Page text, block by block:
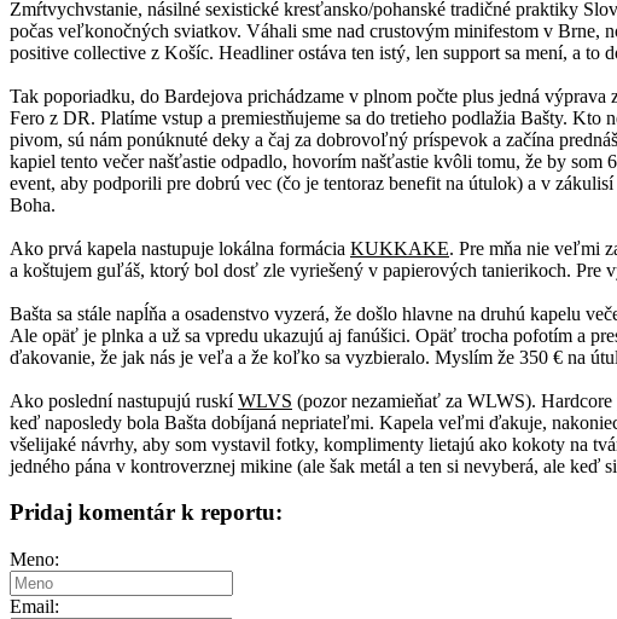
Zmŕtvychvstanie, násilné sexistické kresťansko/pohanské tradičné praktiky
počas veľkonočných sviatkov. Váhali sme nad crustovým minifestom v
positive collective z Košíc. Headliner ostáva ten istý, len support sa mení, a to
Tak poporiadku, do Bardejova prichádzame v plnom počte plus jedná
Fero z DR. Platíme vstup a premiestňujeme sa do tretieho podlažia Bašty.
pivom, sú nám ponúknuté deky a čaj za dobrovoľný príspevok a začína
kapiel tento večer našťastie odpadlo, hovorím našťastie kvôli tomu, že by
event, aby podporili pre dobrú vec (čo je tentoraz benefit na útulok) a v
Boha.
Ako prvá kapela nastupuje lokálna formácia KUKKAKE. Pre mňa nie veľmi
a koštujem guľáš, ktorý bol dosť zle vyriešený v papierových tanierikoch. Pre
Bašta sa stále napĺňa a osadenstvo vyzerá, že došlo hlavne na druhú kapelu
Ale opäť je plnka a už sa vpredu ukazujú aj fanúšici. Opäť trocha pofotím a
ďakovanie, že jak nás je veľa a že koľko sa vyzbieralo. Myslím že 350 € na
Ako poslední nastupujú ruskíWLVS (pozor nezamieňať za WLWS).
keď naposledy bola Bašta dobíjaná nepriateľmi. Kapela veľmi ďakuje,
všelijaké návrhy, aby som vystavil fotky, komplimenty lietajú ako kokoty na
jedného pána v kontroverznej mikine (ale šak metál a ten si nevyberá, ale
Pridaj komentár k reportu:
Meno:
Email: